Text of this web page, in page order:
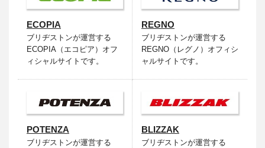
ECOPIA
ブリヂストンが運営する
ECOPIA（エコピア）オフ
ィシャルサイトです。
REGNO
ブリヂストンが運営する
REGNO（レグノ）オフィシ
ャルサイトです。
POTENZA
ブリヂストンが運営する
BLIZZAK
ブリヂストンが運営する